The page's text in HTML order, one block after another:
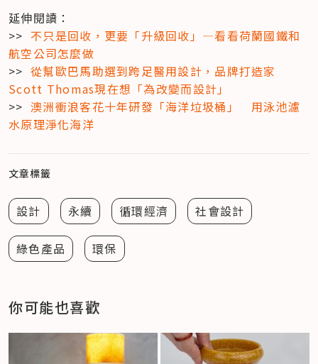
延伸閱讀：
>> 不只是回收，更要「升級回收」—看看荷蘭國鐵和
航空公司怎麼做
>> 從幫歐巴馬助選到跨足醫用設計，品牌打造家
Scott Thomas現在想「為改變而設計」
>> 澳洲衝浪客花十年研發「海洋垃圾桶」　用泳池濾
水原理淨化海洋
文章標籤
設計 永續 循環經濟 社會設計
綠色產品 環保
你可能也喜歡